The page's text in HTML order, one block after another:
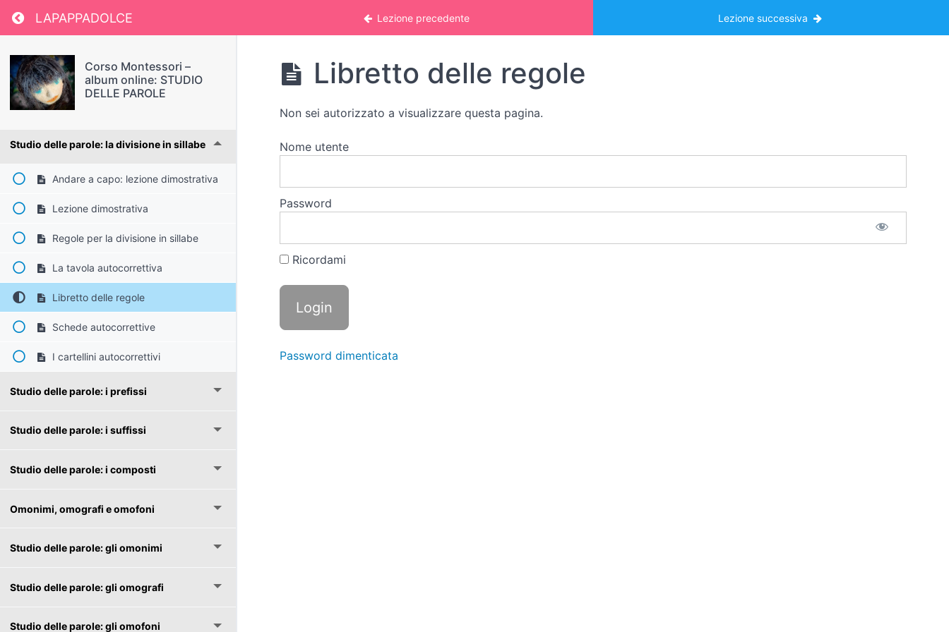
Return to course: Corso Montessori – album online: STUDIO DELLE PAROLE
LAPAPPADOLCE Lezione precedente Lezione successiva
Corso Montessori –
album online: STUDIO
DELLE PAROLE
Studio delle parole: vocali e consonanti
Studio delle parole: la maiuscola
Studio delle parole: difficoltà ortografiche
Studio delle parole: la divisione in sillabe
Andare a capo: lezione dimostrativa
Lezione dimostrativa
Regole per la divisione in sillabe
La tavola autocorrettiva
Libretto delle regole
Schede autocorrettive
I cartellini autocorrettivi
Studio delle parole: i prefissi
Studio delle parole: i suffissi
Studio delle parole: i composti
Omonimi, omografi e omofoni
Studio delle parole: gli omonimi
Studio delle parole: gli omografi
Studio delle parole: gli omofoni
Libretto delle regole
Non sei autorizzato a visualizzare questa pagina.
Nome utente
Password
Ricordami
Password dimenticata